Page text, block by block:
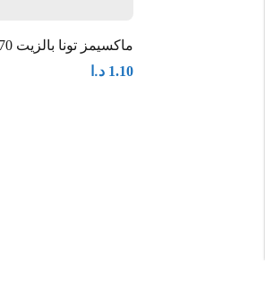
ماكسيمز تونا بالزيت 70 غم
1.10 د.ا